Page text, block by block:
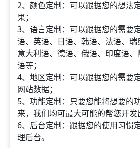
2、颜色定制：可以跟据您的想法
果；
3、语言定制：可以跟据您的需要
语、英语、日语、韩语、法语、瑞
意大利语、德语、俄语、印度语
语等；
4、地区定制：可以跟据您的需要
网站数据；
5、功能定制：只要您能将想要的
来，我们均可最大可能的帮您开发
6、后台定制：跟据您的使用习惯
理后台。